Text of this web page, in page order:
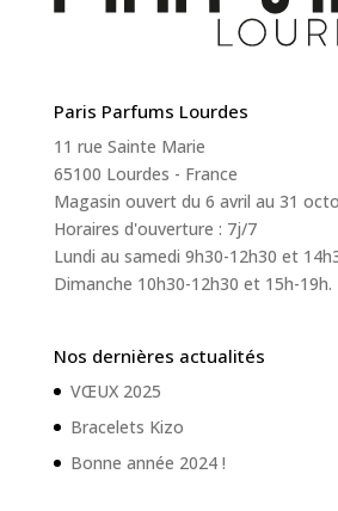
Paris Parfums Lourdes
11 rue Sainte Marie
65100 Lourdes - France
Magasin ouvert du 6 avril au 31
Horaires d'ouverture : 7j/7
Lundi au samedi 9h30-12h30 et
Dimanche 10h30-12h30 et 15h-19h.
Nos dernières actualités
VŒUX 2025
Bracelets Kizo
Bonne année 2024 !